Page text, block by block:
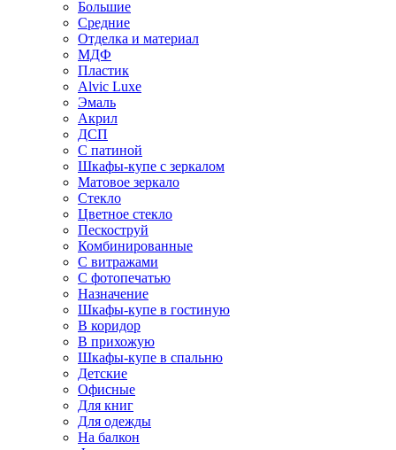
Большие
Средние
Отделка и материал
МДФ
Пластик
Alvic Luxe
Эмаль
Акрил
ДСП
С патиной
Шкафы-купе с зеркалом
Матовое зеркало
Стекло
Цветное стекло
Пескоструй
Комбинированные
С витражами
С фотопечатью
Назначение
Шкафы-купе в гостиную
В коридор
В прихожую
Шкафы-купе в спальню
Детские
Офисные
Для книг
Для одежды
На балкон